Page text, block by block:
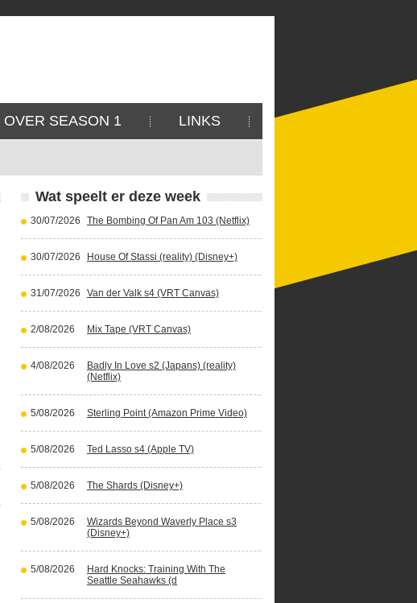
OVER SEASON 1 LINKS
Wat speelt er deze week
30/07/2026 The Bombing Of Pan Am 103 (Netflix)
30/07/2026 House Of Stassi (reality) (Disney+)
31/07/2026 Van der Valk s4 (VRT Canvas)
2/08/2026 Mix Tape (VRT Canvas)
4/08/2026
Badly In Love s2 (Japans) (reality)
(Netflix)
5/08/2026 Sterling Point (Amazon Prime Video)
5/08/2026 Ted Lasso s4 (Apple TV)
5/08/2026 The Shards (Disney+)
5/08/2026
Wizards Beyond Waverly Place s3
(Disney+)
5/08/2026
Hard Knocks: Training With The
Seattle Seahawks (d